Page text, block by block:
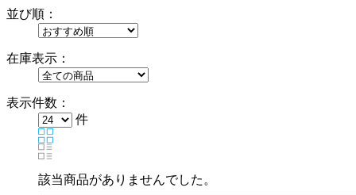
並び順：
在庫表示：
表示件数：
件
該当商品がありませんでした。